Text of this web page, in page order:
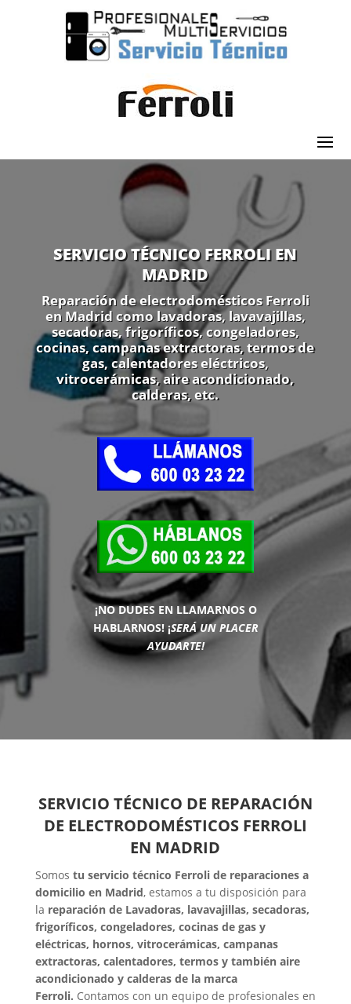
SERVICIO TÉCNICO FERROLI EN
MADRID
Reparación de electrodomésticos Ferroli
en Madrid como lavadoras, lavavajillas,
secadoras, frigoríficos, congeladores,
cocinas, campanas extractoras, termos de
gas, calentadores eléctricos,
vitrocerámicas, aire acondicionado,
calderas, etc.
¡NO DUDES EN LLAMARNOS O
HABLARNOS! ¡SERÁ UN PLACER
AYUDARTE!
SERVICIO TÉCNICO DE REPARACIÓN
DE ELECTRODOMÉSTICOS FERROLI
EN MADRID
Somos tu servicio técnico Ferroli de reparaciones a
domicilio en Madrid, estamos a tu disposición para
la reparación de Lavadoras, lavavajillas, secadoras,
frigoríficos, congeladores, cocinas de gas y
eléctricas, hornos, vitrocerámicas, campanas
extractoras, calentadores, termos y también aire
acondicionado y calderas de la marca
Ferroli. Contamos con un equipo de profesionales en